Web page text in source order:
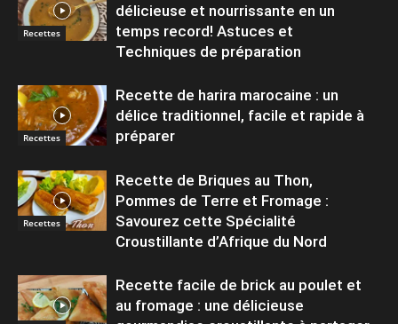
Recettes
délicieuse et nourrissante en un
temps record! Astuces et
Techniques de préparation
Recettes
Recette de harira marocaine : un
délice traditionnel, facile et rapide à
préparer
Recettes
Recette de Briques au Thon,
Pommes de Terre et Fromage :
Savourez cette Spécialité
Croustillante d’Afrique du Nord
Recette facile de brick au poulet et
au fromage : une délicieuse